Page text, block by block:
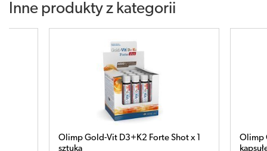
Inne produkty z kategorii
Olimp Gold-Vit D3 2000 + K2 x 30